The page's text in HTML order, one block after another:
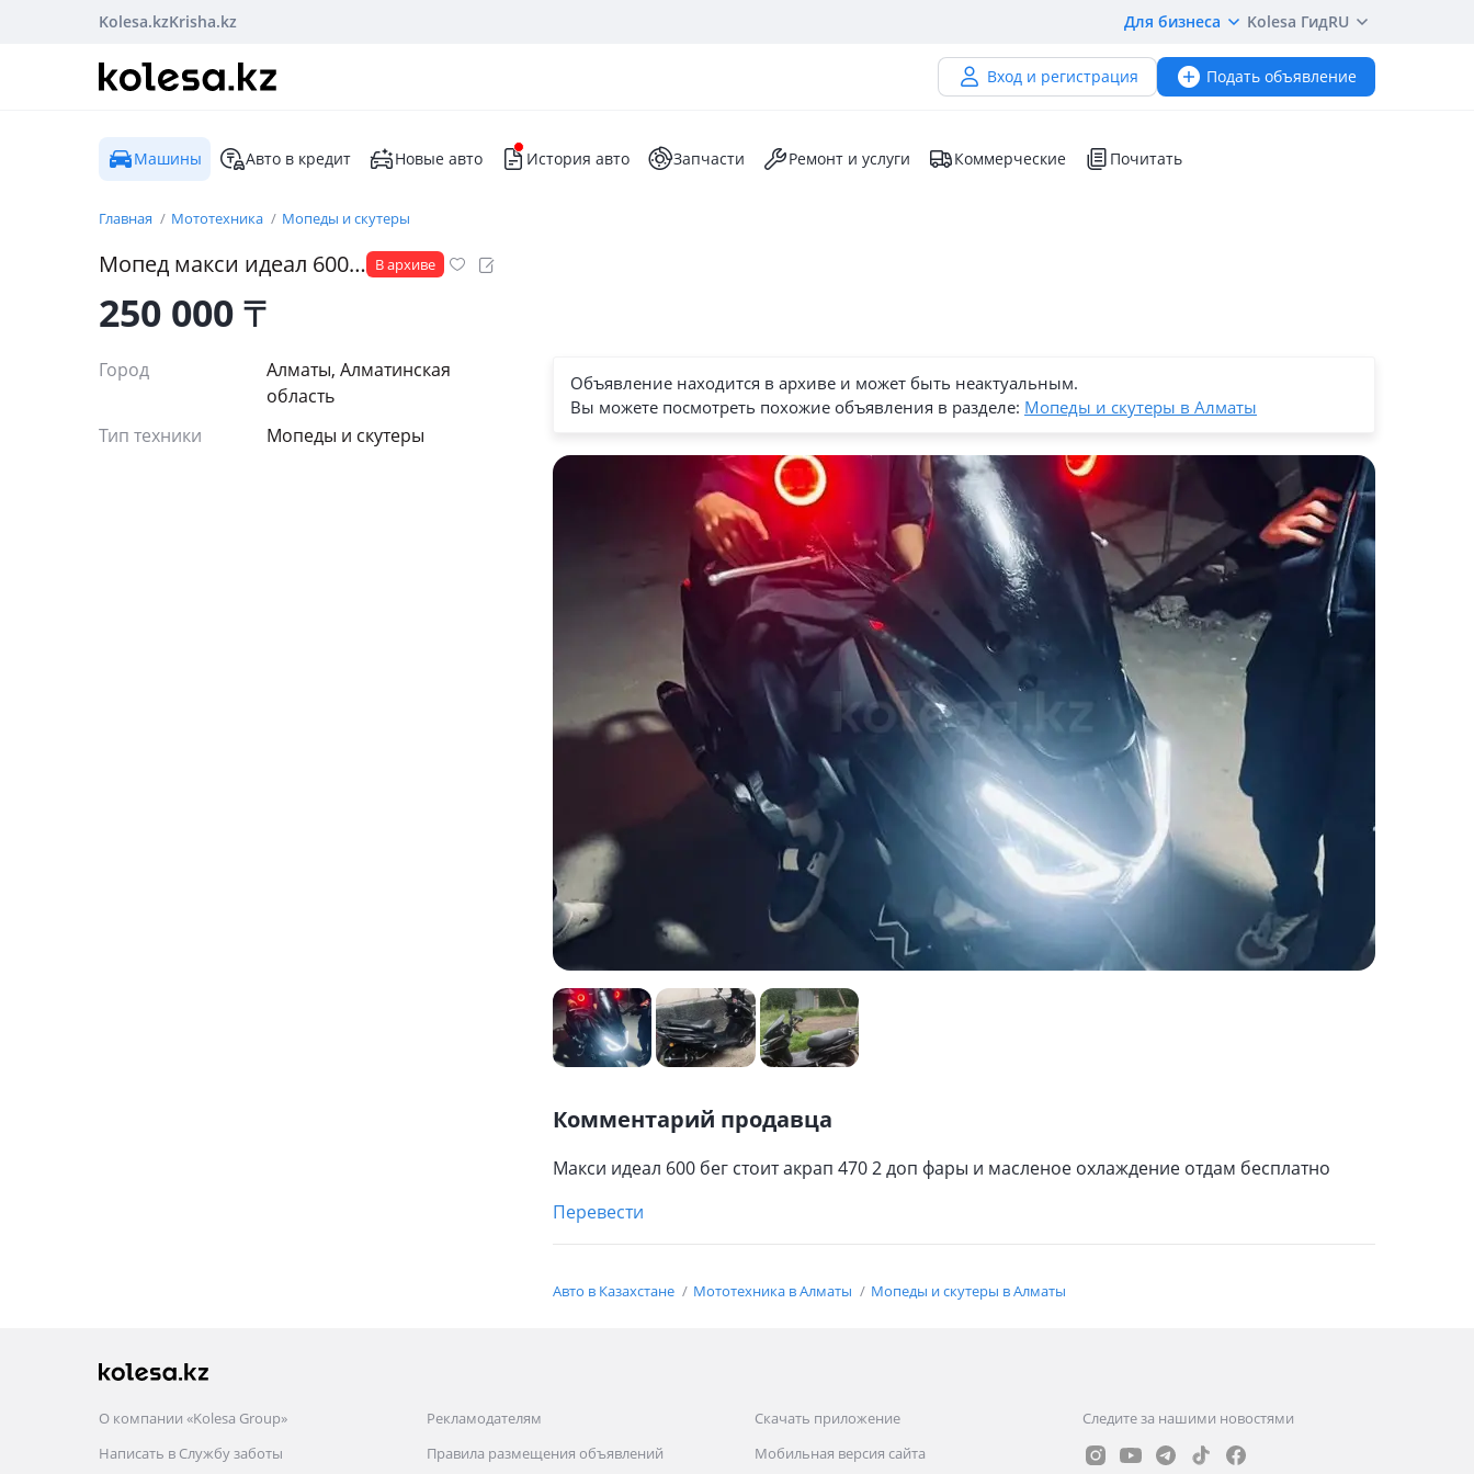
Kolesa.kzKrisha.kz Для бизнеса Kolesa ГидRU
Вход и регистрация Подать объявление
Машины Авто в кредит Новые авто История авто Запчасти Ремонт и услуги Коммерческие Почитать
Главная Мототехника Мопеды и скутеры
Мопед макси идеал 600… В архиве
250 000₸
Город
Алматы, Алматинская
область
Тип техники
Мопеды и скутеры
Объявление находится в архиве и может быть неактуальным.
Вы можете посмотреть похожие объявления в разделе: Мопеды и скутеры в Алматы
Комментарий продавца
Макси идеал 600 бег стоит акрап 470 2 доп фары и масленое охлаждение отдам бесплатно
Перевести
Авто в Казахстане Мототехника в Алматы Мопеды и скутеры в Алматы
О компании «Kolesa Group»
Написать в Службу заботы
Рекламодателям
Правила размещения объявлений
Скачать приложение
Мобильная версия сайта
Следите за нашими новостями